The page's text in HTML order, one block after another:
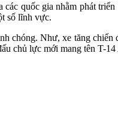
quốc gia nhằm phát
số lĩnh vực.
chóng. Như, xe tăng
chủ lực mới mang tên T-14